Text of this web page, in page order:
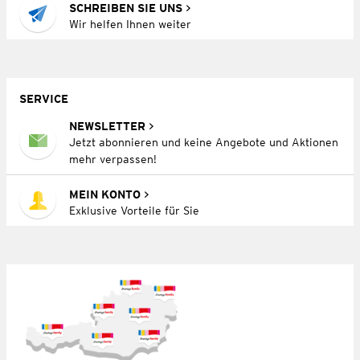
SCHREIBEN SIE UNS
Wir helfen Ihnen weiter
SERVICE
NEWSLETTER
Jetzt abonnieren und keine Angebote und Aktionen
mehr verpassen!
MEIN KONTO
Exklusive Vorteile für Sie